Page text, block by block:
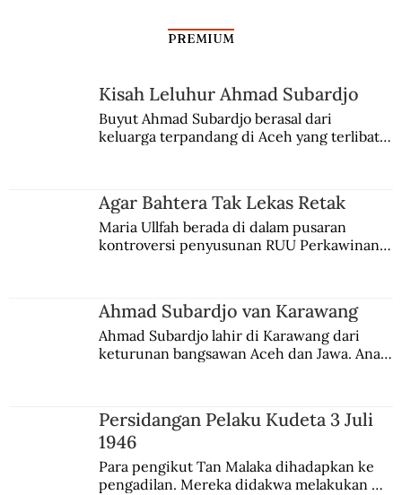
PREMIUM
Kisah Leluhur Ahmad Subardjo
Buyut Ahmad Subardjo berasal dari
keluarga terpandang di Aceh yang terlibat
Agar Bahtera Tak Lekas Retak
Maria Ullfah berada di dalam pusaran
kontroversi penyusunan RUU Perkawinan.
Ahmad Subardjo van Karawang
Ahmad Subardjo lahir di Karawang dari
keturunan bangsawan Aceh dan Jawa. Anak
Persidangan Pelaku Kudeta 3 Juli
1946
Para pengikut Tan Malaka dihadapkan ke
pengadilan. Mereka didakwa melakukan